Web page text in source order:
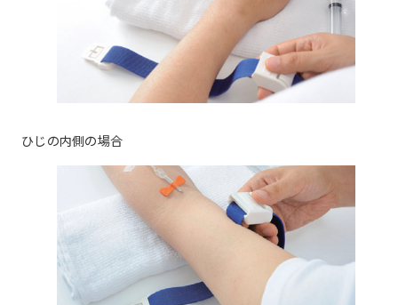
ひじの内側の場合